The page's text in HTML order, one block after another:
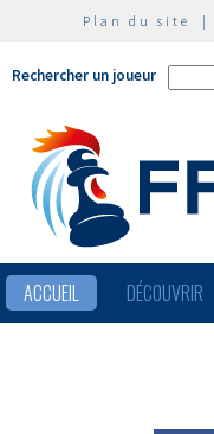
Plan du site |
Rechercher un joueur
ACCUEIL DÉCOUVRIR